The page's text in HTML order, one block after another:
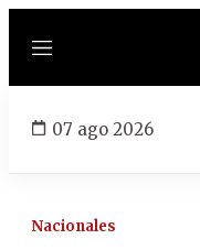
Menú
07 ago 2026
Nacionales